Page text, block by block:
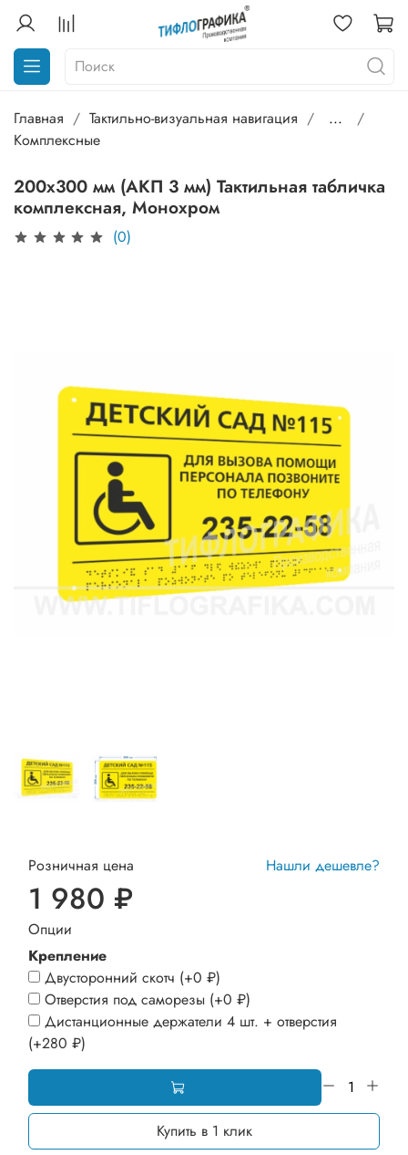
Главная Тактильно-визуальная навигация
...
Комплексные
200х300 мм (АКП 3 мм) Тактильная табличка
комплексная, Монохром
(0)
Розничная цена Нашли дешевле?
1 980 ₽
Опции
Крепление
Двусторонний скотч (+0 ₽)
Отверстия под саморезы (+0 ₽)
Дистанционные держатели 4 шт. + отверстия
(+280 ₽)
Купить в 1 клик